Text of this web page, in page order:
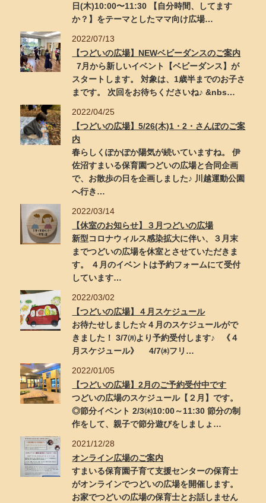
日(木)10:00〜11:30 【自分時間、してます
か？】をテーマとしたママ向け広場…
2022/07/13
【つどいの広場】NEWベビーダンスのご案内
7月から新しいイベント【ベビーダンス】が
スタートします。 対象は、1歳半までのお子さ
まです。 次回をお待ちくださいね♪ &nbs…
2022/04/25
【つどいの広場】5/26(木)1・2・さんぽのご案
内
春らしくぽかぽか陽気が続いていますね。 伊
佐沼すまいる保育園つどいの広場と合同企画
で、お散歩の日を企画しました♪ 川越運動公園
へ行き…
2022/03/14
【休室のお知らせ】３月つどいの広場
新型コロナウィルス感染拡大に伴い、３月末
までつどいの広場を休室とさせていただきま
す。 ４月のイベントは予約フォームにて受付
しています…
2022/03/02
【つどいの広場】４月スケジュール
お待たせしました☆４月のスケジュールがで
きました！ 3/7㈪より予約受付します♪ 《４
月スケジュール》 4/7㈭フリ…
2022/01/05
【つどいの広場】2月のご予約受付中です
つどいの広場のスケジュール【２月】です。
◎節分イベント 2/3㈭10:00～11:30 節分の制
作をして、親子で節分遊びをしましょ…
2021/12/28
オンライン広場のご案内
すまいる保育園子育て支援センターの保育士
がオンラインでつどいの広場を開催します。
お家でつどいの広場の保育士とお話しません